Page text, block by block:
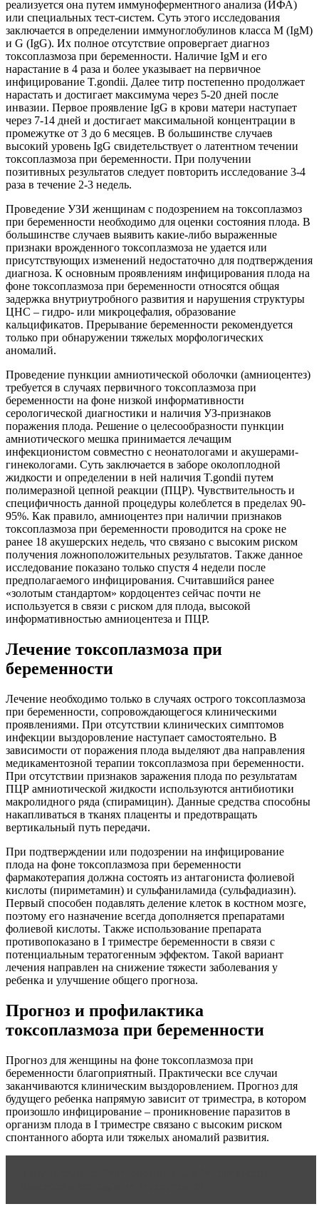
реализуется она путем иммуноферментного анализа (ИФА)
или специальных тест-систем. Суть этого исследования
заключается в определении иммуноглобулинов класса М (IgM)
и G (IgG). Их полное отсутствие опровергает диагноз
токсоплазмоза при беременности. Наличие IgM и его
нарастание в 4 раза и более указывает на первичное
инфицирование T.gondii. Далее титр постепенно продолжает
нарастать и достигает максимума через 5-20 дней после
инвазии. Первое проявление IgG в крови матери наступает
через 7-14 дней и достигает максимальной концентрации в
промежутке от 3 до 6 месяцев. В большинстве случаев
высокий уровень IgG свидетельствует о латентном течении
токсоплазмоза при беременности. При получении
позитивных результатов следует повторить исследование 3-4
раза в течение 2-3 недель.
Проведение УЗИ женщинам с подозрением на токсоплазмоз
при беременности необходимо для оценки состояния плода. В
большинстве случаев выявить какие-либо выраженные
признаки врожденного токсоплазмоза не удается или
присутствующих изменений недостаточно для подтверждения
диагноза. К основным проявлениям инфицирования плода на
фоне токсоплазмоза при беременности относятся общая
задержка внутриутробного развития и нарушения структуры
ЦНС – гидро- или микроцефалия, образование
кальцификатов. Прерывание беременности рекомендуется
только при обнаружении тяжелых морфологических
аномалий.
Проведение пункции амниотической оболочки (амниоцентез)
требуется в случаях первичного токсоплазмоза при
беременности на фоне низкой информативности
серологической диагностики и наличия УЗ-признаков
поражения плода. Решение о целесообразности пункции
амниотического мешка принимается лечащим
инфекционистом совместно с неонатологами и акушерами-
гинекологами. Суть заключается в заборе околоплодной
жидкости и определении в ней наличия T.gondii путем
полимеразной цепной реакции (ПЦР). Чувствительность и
специфичность данной процедуры колеблется в пределах 90-
95%. Как правило, амниоцентез при наличии признаков
токсоплазмоза при беременности проводится на сроке не
ранее 18 акушерских недель, что связано с высоким риском
получения ложноположительных результатов. Также данное
исследование показано только спустя 4 недели после
предполагаемого инфицирования. Считавшийся ранее
«золотым стандартом» кордоцентез сейчас почти не
используется в связи с риском для плода, высокой
информативностью амниоцентеза и ПЦР.
Лечение токсоплазмоза при
беременности
Лечение необходимо только в случаях острого токсоплазмоза
при беременности, сопровождающегося клиническими
проявлениями. При отсутствии клинических симптомов
инфекции выздоровление наступает самостоятельно. В
зависимости от поражения плода выделяют два направления
медикаментозной терапии токсоплазмоза при беременности.
При отсутствии признаков заражения плода по результатам
ПЦР амниотической жидкости используются антибиотики
макролидного ряда (спирамицин). Данные средства способны
накапливаться в тканях плаценты и предотвращать
вертикальный путь передачи.
При подтверждении или подозрении на инфицирование
плода на фоне токсоплазмоза при беременности
фармакотерапия должна состоять из антагониста фолиевой
кислоты (пириметамин) и сульфаниламида (сульфадиазин).
Первый способен подавлять деление клеток в костном мозге,
поэтому его назначение всегда дополняется препаратами
фолиевой кислоты. Также использование препарата
противопоказано в I триместре беременности в связи с
потенциальным тератогенным эффектом. Такой вариант
лечения направлен на снижение тяжести заболевания у
ребенка и улучшение общего прогноза.
Прогноз и профилактика
токсоплазмоза при беременности
Прогноз для женщины на фоне токсоплазмоза при
беременности благоприятный. Практически все случаи
заканчиваются клиническим выздоровлением. Прогноз для
будущего ребенка напрямую зависит от триместра, в котором
произошло инфицирование – проникновение паразитов в
организм плода в I триместре связано с высоким риском
спонтанного аборта или тяжелых аномалий развития.